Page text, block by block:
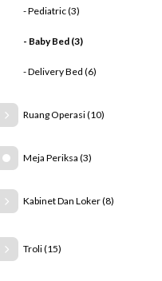
- Pediatric (3)
- Baby Bed (3)
- Delivery Bed (6)
Ruang Operasi (10)
Meja Periksa (3)
Kabinet Dan Loker (8)
Troli (15)